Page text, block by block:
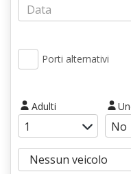
Porti alternativi
Adulti